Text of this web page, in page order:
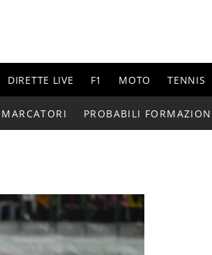
DIRETTE LIVE F1 MOTO TENNIS
MARCATORI PROBABILI